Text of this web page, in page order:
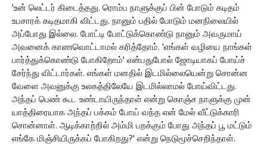
'உன் லெட்டர் கிடைத்தது. ரொம்ப நாளுக்குப் பின் போடும் கடிதம்
உபசாரக் கடிதமாகி விட்டது. நானும் பதில் போடும் மனநிலையில்
அப்போது இல்லை. போட்டி போட்டுக்கொண்டு நானும் அவருமாய்
அவனைக் காணவொட்டாமல் கரித்தோம். 'எங்கள் வழியை நாங்கள்
பார்த்துக்கொண்டு போகிறோம்' என்பதுபோல் ஜோடியாகப் போய்ச்
சேர்ந்து விட்டார்கள். எங்கள் மனதில் இடமில்லையென்று சொன்ன
வேளை அவனுக்கு உலகத்திலேயே இடமில்லாமல் போய்விட்டது.
அந்தப் பெண் கூட உண்டாயிருந்தாள் என்று கொஞ்ச நாளுக்கு முன்
யாத்திரையாக அந்தப் பக்கம் போய் வந்த என் மேல் வீட்டுக்காரி
சொன்னாள். ஆடிக்காற்றில் அம்மி பறக்கும் போது அந்தப் பூ மட்டும்
எங்கே மிஞ்சியிருக்கப் போகிறது?' என்று நெடுமூச்செறிந்தாள்.